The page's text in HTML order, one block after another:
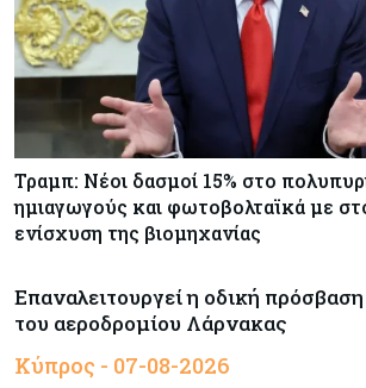
Τραμπ: Νέοι δασμοί 15% στο
ημιαγωγούς και φωτοβολταϊκά με
ενίσχυση της βιομηχανίας
Επαναλειτουργεί η οδική πρόσβαση
του αεροδρομίου Λάρνακας
Κύπρος - 07-08-2026